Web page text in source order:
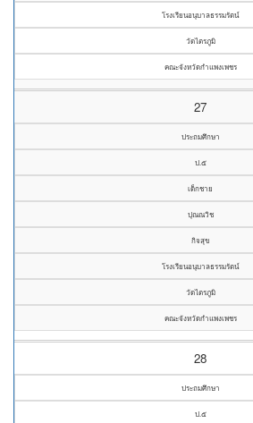
โรงเรียนอนุบาลธรรมรัตน์
วัดไตรภูมิ
คณะจังหวัดกำแพงเพชร
27
ประถมศึกษา
ป.๕
เด็กชาย
ปุณณวิช
กิจสุข
โรงเรียนอนุบาลธรรมรัตน์
วัดไตรภูมิ
คณะจังหวัดกำแพงเพชร
28
ประถมศึกษา
ป.๕